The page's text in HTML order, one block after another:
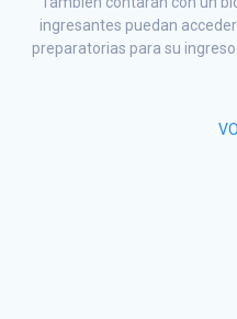
ingresantes puedan
preparatorias para su